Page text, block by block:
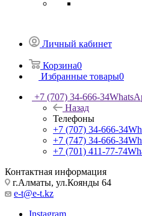
Личный кабинет
Корзина0
Избранные товары0
+7 (707) 34-666-34
Назад
Телефоны
+7 (707) 34-666-34
+7 (747) 34-666-34
+7 (701) 411-77-74
Контактная информация
г.Алматы, ул.Коянды 64
e-t@e-t.kz
Instagram